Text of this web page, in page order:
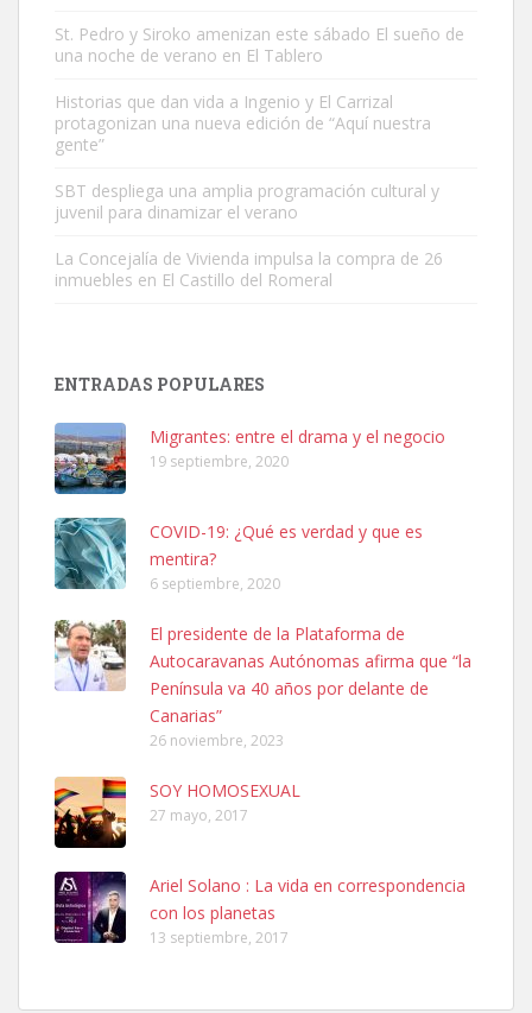
Busco adopción responsable para mi perra. Pastor alemán,
hembra, 4 años. Por motivos personales ...
Leales.org » Gran Canaria
Leales.org » Gran Canaria
Ninfa perdida
El día 5 se los perdió una ninfa papillera, asustada tiene miedo a la
calle, se perdió por la zon...
Leales.org » Gran Canaria
6.7.2025
Adopcion
Busco casa de acogida para mi perrita ya que por temas de trabajo
no la puedo tener. Solo gente r...
St. Pedro y Siroko amenizan este sábado El sueño de
una noche de verano en El Tablero
Historias que dan vida a Ingenio y El Carrizal
protagonizan una nueva edición de “Aquí nuestra
gente”
SBT despliega una amplia programación cultural y
juvenil para dinamizar el verano
La Concejalía de Vivienda impulsa la compra de 26
inmuebles en El Castillo del Romeral
ENTRADAS POPULARES
Migrantes: entre el drama y el negocio
19 septiembre, 2020
COVID-19: ¿Qué es verdad y que es
mentira?
6 septiembre, 2020
El presidente de la Plataforma de
Autocaravanas Autónomas afirma que “la
Península va 40 años por delante de
Canarias”
26 noviembre, 2023
SOY HOMOSEXUAL
27 mayo, 2017
Ariel Solano : La vida en correspondencia
con los planetas
13 septiembre, 2017